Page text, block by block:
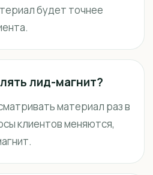
будет точнее
лид-магнит?
материал раз в
клиентов меняются,